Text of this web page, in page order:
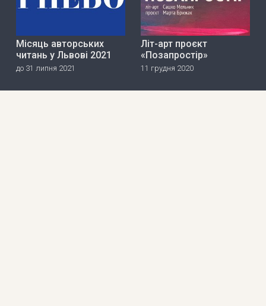
Місяць авторських
читань у Львові 2021
до 31 липня 2021
Літ-арт проєкт
«Позапростір»
11 грудня 2020